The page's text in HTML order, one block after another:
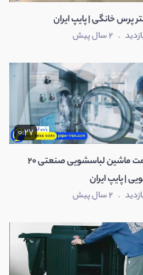
پرس خانگی | پایپ ایران
. 2 سال پیش
0:27
قیمت ماشین لباسشویی صنعتی 20
| پایپ ایران
. 2 سال پیش